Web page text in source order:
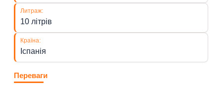
Литраж:
10 літрів
Країна:
Іспанія
Переваги